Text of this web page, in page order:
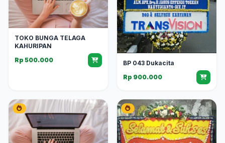
TOKO BUNGA TELAGA
KAHURIPAN
Rp 500.000
BP 043 Dukacita
Rp 900.000